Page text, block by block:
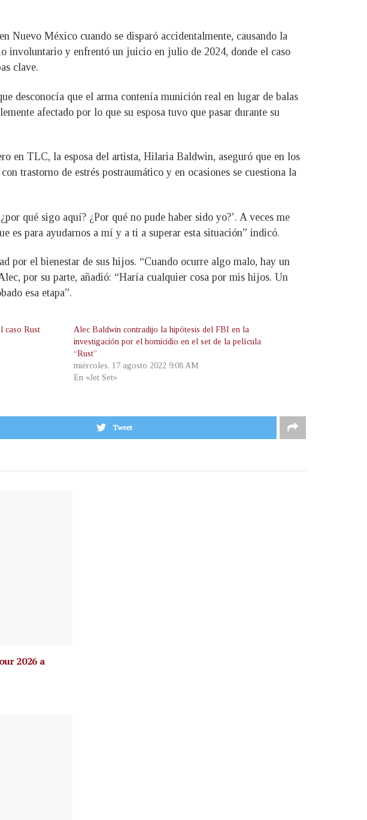
Nuevo México cuando se disparó accidentalmente, causando la
involuntario y enfrentó un juicio en julio de 2024, donde el caso
clave.
desconocía que el arma contenía munición real en lugar de balas
afectado por lo que su esposa tuvo que pasar durante su
en TLC, la esposa del artista, Hilaria Baldwin, aseguró que en los
trastorno de estrés postraumático y en ocasiones se cuestiona la
qué sigo aquí? ¿Por qué no pude haber sido yo?’. A veces me
es para ayudarnos a mí y a ti a superar esta situación” indicó.
por el bienestar de sus hijos. “Cuando ocurre algo malo, hay un
por su parte, añadió: “Haría cualquier cosa por mis hijos. Un
esa etapa”.
caso Rust
Alec Baldwin contradijo la hipótesis del FBI en la
investigación por el homicidio en el set de la película
“Rust”
miércoles, 17 agosto 2022 9:08 AM
En «Jet Set»
Tweet
2026 a